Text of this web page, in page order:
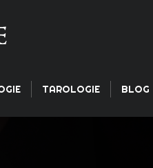
TAROLOGIE BLOG